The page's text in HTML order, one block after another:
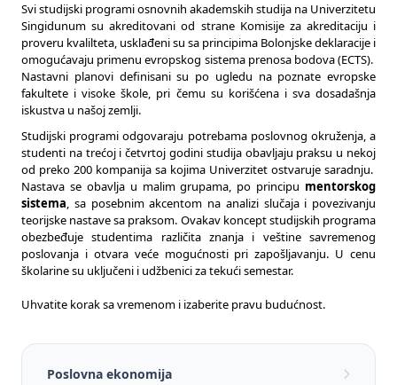
Poslovna ekonomija
Svi studijski programi osnovnih akademskih studija na Univerzitetu
Singidunum su akreditovani od strane Komisije za akreditaciju i
proveru kvalilteta, usklađeni su sa principima Bolonjske deklaracije i
omogućavaju primenu evropskog sistema prenosa bodova (ECTS).
Nastavni planovi definisani su po ugledu na poznate evropske
fakultete i visoke škole, pri čemu su korišćena i sva dosadašnja
iskustva u našoj zemlji.
Studijski programi odgovaraju potrebama poslovnog okruženja, a
studenti na trećoj i četvrtoj godini studija obavljaju praksu u nekoj
od preko 200 kompanija sa kojima Univerzitet ostvaruje saradnju.
Nastava se obavlja u malim grupama, po principu mentorskog
sistema, sa posebnim akcentom na analizi slučaja i povezivanju
teorijske nastave sa praksom. Ovakav koncept studijskih programa
obezbeđuje studentima različita znanja i veštine savremenog
poslovanja i otvara veće mogućnosti pri zapošljavanju. U cenu
školarine su uključeni i udžbenici za tekući semestar.
Uhvatite korak sa vremenom i izaberite pravu budućnost.